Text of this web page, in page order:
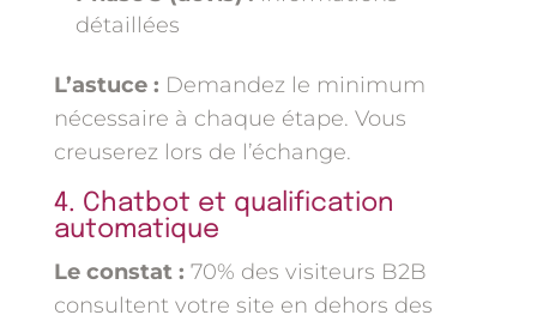
détaillées
L’astuce : Demandez le minimum
nécessaire à chaque étape. Vous
creuserez lors de l’échange.
4. Chatbot et qualification
automatique
Le constat : 70% des visiteurs B2B
consultent votre site en dehors des